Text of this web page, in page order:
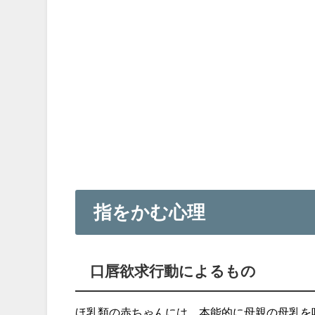
指をかむ心理
口唇欲求行動によるもの
ほ乳類の赤ちゃんには、本能的に母親の母乳を